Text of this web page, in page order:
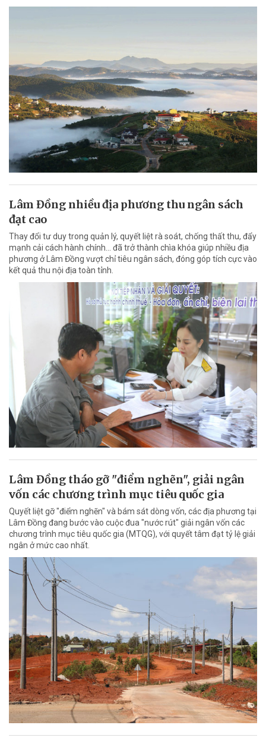
Lâm Đồng nhiều địa phương thu ngân sách
đạt cao
Thay đổi tư duy trong quản lý, quyết liệt rà soát, chống thất thu, đẩy
mạnh cải cách hành chính... đã trở thành chìa khóa giúp nhiều địa
phương ở Lâm Đồng vượt chỉ tiêu ngân sách, đóng góp tích cực vào
kết quả thu nội địa toàn tỉnh.
Lâm Đồng tháo gỡ "điểm nghẽn", giải ngân
vốn các chương trình mục tiêu quốc gia
Quyết liệt gỡ "điểm nghẽn" và bám sát dòng vốn, các địa phương tại
Lâm Đồng đang bước vào cuộc đua "nước rút" giải ngân vốn các
chương trình mục tiêu quốc gia (MTQG), với quyết tâm đạt tỷ lệ giải
ngân ở mức cao nhất.